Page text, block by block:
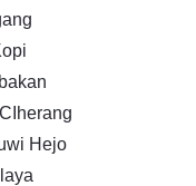
Hejo